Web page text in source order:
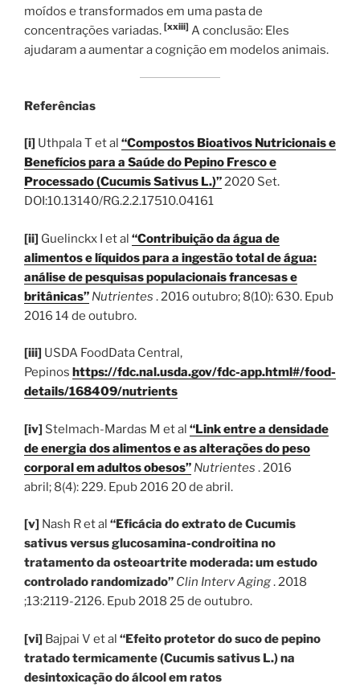
moídos e transformados em uma pasta de
concentrações variadas. [xxiii] A conclusão: Eles
ajudaram a aumentar a cognição em modelos animais.
Referências
[i] Uthpala T et al “Compostos Bioativos Nutricionais e
Benefícios para a Saúde do Pepino Fresco e
Processado (Cucumis Sativus L.)”2020 Set.
DOI:10.13140/RG.2.2.17510.04161
[ii] Guelinckx I et al “Contribuição da água de
alimentos e líquidos para a ingestão total de água:
análise de pesquisas populacionais francesas e
britânicas” Nutrientes . 2016 outubro; 8(10): 630. Epub
2016 14 de outubro.
[iii] USDA FoodData Central,
Pepinos https://fdc.nal.usda.gov/fdc-app.html#/food-
details/168409/nutrients
[iv] Stelmach-Mardas M et al “Link entre a densidade
de energia dos alimentos e as alterações do peso
corporal em adultos obesos” Nutrientes . 2016
abril; 8(4): 229. Epub 2016 20 de abril.
[v] Nash R et al “Eficácia do extrato de Cucumis
sativus versus glucosamina-condroitina no
tratamento da osteoartrite moderada: um estudo
controlado randomizado” Clin Interv Aging. 2018
;13:2119-2126. Epub 2018 25 de outubro.
[vi] Bajpai V et al “Efeito protetor do suco de pepino
tratado termicamente (Cucumis sativus L.) na
desintoxicação do álcool em ratos